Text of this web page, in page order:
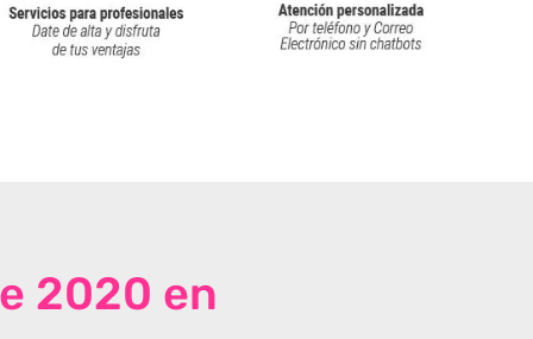
2020 en